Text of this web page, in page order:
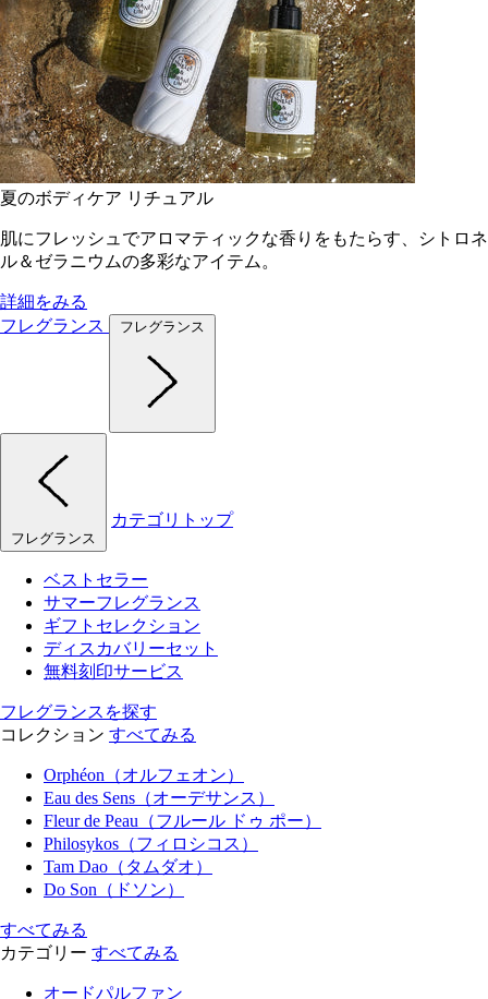
夏のボディケア リチュアル
肌にフレッシュでアロマティックな香りをもたらす、シトロネ
ル＆ゼラニウムの多彩なアイテム。
詳細をみる
フレグランス
フレグランス
フレグランス
カテゴリトップ
ベストセラー
サマーフレグランス
ギフトセレクション
ディスカバリーセット
無料刻印サービス
フレグランスを探す
コレクション すべてみる
Orphéon（オルフェオン）
Eau des Sens（オーデサンス）
Fleur de Peau（フルール ドゥ ポー）
Philosykos（フィロシコス）
Tam Dao（タムダオ）
Do Son（ドソン）
すべてみる
カテゴリー すべてみる
オードパルファン